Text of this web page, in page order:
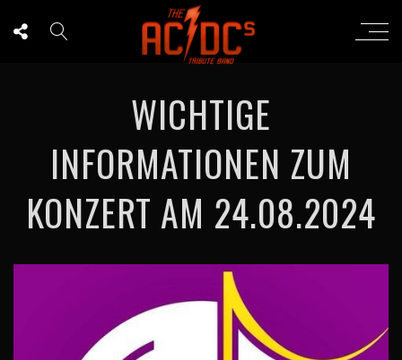
WICHTIGE
INFORMATIONEN ZUM
KONZERT AM 24.08.2024